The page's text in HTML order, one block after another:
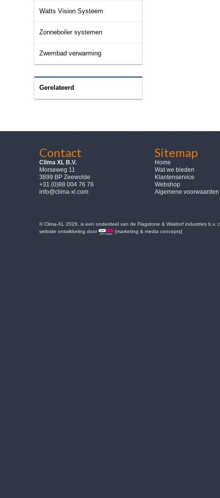
Watts Vision Systeem
Zonneboiler systemen
Zwembad verwarming
Gerelateerd
Contact
Clima XL B.V.
Morseweg 11
3899 BP Zeewolde
+31 (0)88 004 76 76
info@clima-xl.com
Sitemap
Home
Wat we bieden
Klantenservice
Webshop
Algemene voorwaarden
© Clima-XL 2026, is een onderdeel van de Flagstone & Waldorf industries b.v.
website ontwikkeling door
[marketing & media concepts]